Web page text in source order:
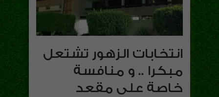
انتخابات الزهور تشتعل
مبكرا .. و منافسة
خاصة على مقعد